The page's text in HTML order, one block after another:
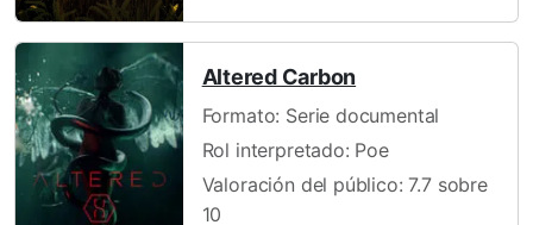
Altered Carbon
Formato: Serie documental
Rol interpretado: Poe
Valoración del público: 7.7 sobre
10